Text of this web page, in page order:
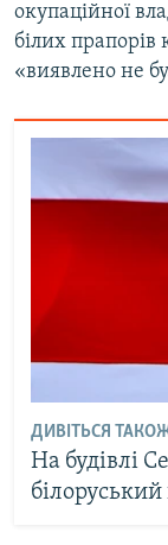
окупаційної
білих
«виявлено не
ДИВІТЬСЯ
На будівлі